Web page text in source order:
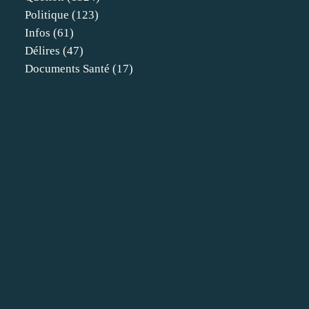
Politique (123)
Infos (61)
Délires (47)
Documents Santé (17)